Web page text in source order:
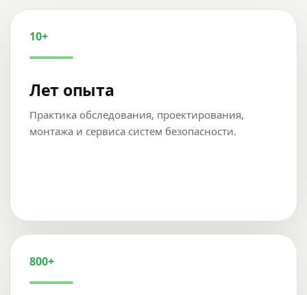
10+
Лет опыта
Практика обследования, проектирования,
монтажа и сервиса систем безопасности.
800+